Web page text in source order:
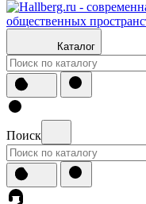
Каталог
Поиск